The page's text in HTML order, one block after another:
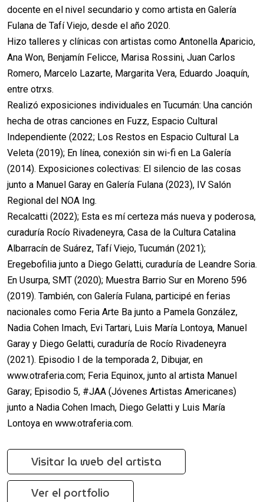
docente en el nivel secundario y como artista en Galería
Fulana de Tafí Viejo, desde el año 2020.
Hizo talleres y clínicas con artistas como Antonella Aparicio,
Ana Won, Benjamín Felicce, Marisa Rossini, Juan Carlos
Romero, Marcelo Lazarte, Margarita Vera, Eduardo Joaquín,
entre otrxs.
Realizó exposiciones individuales en Tucumán: Una canción
hecha de otras canciones en Fuzz, Espacio Cultural
Independiente (2022; Los Restos en Espacio Cultural La
Veleta (2019); En línea, conexión sin wi-fi en La Galería
(2014). Exposiciones colectivas: El silencio de las cosas
junto a Manuel Garay en Galería Fulana (2023), IV Salón
Regional del NOA Ing.
Recalcatti (2022); Esta es mí certeza más nueva y poderosa,
curaduría Rocío Rivadeneyra, Casa de la Cultura Catalina
Albarracín de Suárez, Tafí Viejo, Tucumán (2021);
Eregebofilia junto a Diego Gelatti, curaduría de Leandre Soria.
En Usurpa, SMT (2020); Muestra Barrio Sur en Moreno 596
(2019). También, con Galería Fulana, participé en ferias
nacionales como Feria Arte Ba junto a Pamela González,
Nadia Cohen Imach, Evi Tartari, Luis María Lontoya, Manuel
Garay y Diego Gelatti, curaduría de Rocío Rivadeneyra
(2021). Episodio I de la temporada 2, Dibujar, en
www.otraferia.com; Feria Equinox, junto al artista Manuel
Garay; Episodio 5, #JAA (Jóvenes Artistas Americanes)
junto a Nadia Cohen Imach, Diego Gelatti y Luis María
Lontoya en www.otraferia.com.
Visitar la web del artista
Ver el portfolio